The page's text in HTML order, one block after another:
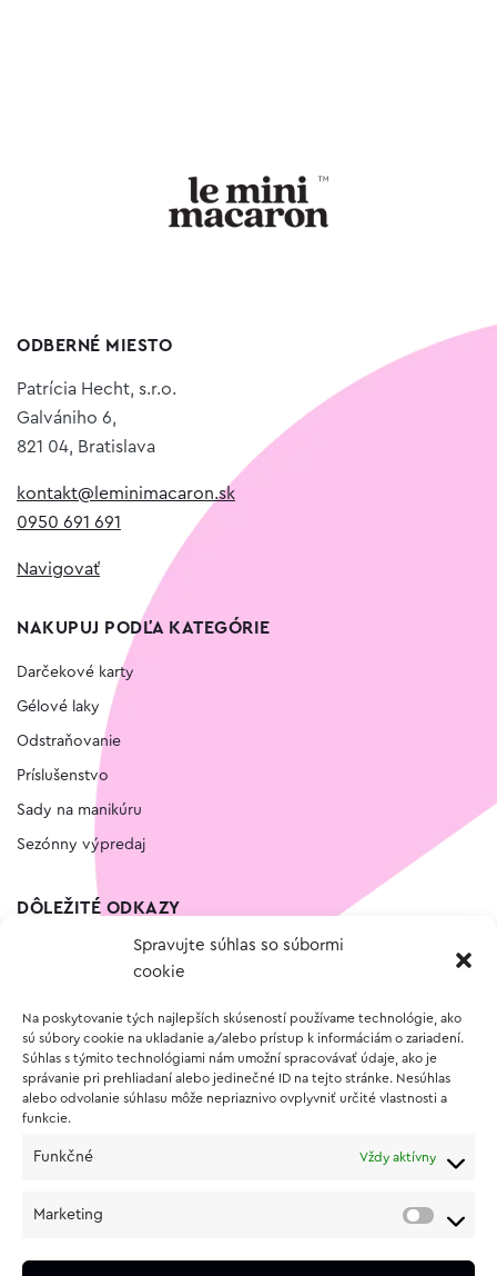
Spravujte súhlas so súbormi
cookie
Na poskytovanie tých najlepších skúseností používame technológie, ako
sú súbory cookie na ukladanie a/alebo prístup k informáciám o zariadení.
Súhlas s týmito technológiami nám umožní spracovávať údaje, ako je
správanie pri prehliadaní alebo jedinečné ID na tejto stránke. Nesúhlas
alebo odvolanie súhlasu môže nepriaznivo ovplyvniť určité vlastnosti a
funkcie.
Funkčné Vždy aktívny
Marketing
ODBERNÉ MIESTO
Patrícia Hecht, s.r.o.
Galvániho 6,
821 04, Bratislava
kontakt@leminimacaron.sk
0950 691 691
Navigovať
NAKUPUJ PODĽA KATEGÓRIE
Darčekové karty
Gélové laky
Odstraňovanie
Príslušenstvo
Sady na manikúru
Sezónny výpredaj
DÔLEŽITÉ ODKAZY
Vernostný program
O NÁKUPE
Vrátenie a reklamácia tovaru